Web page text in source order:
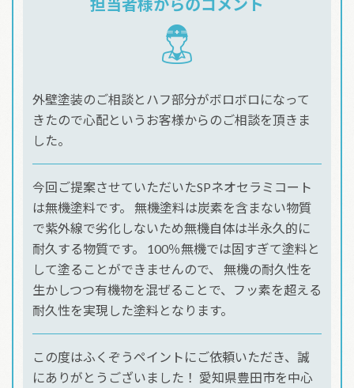
担当者様からのコメント
外壁塗装のご相談とハフ部分がボロボロになって
きたので心配というお客様からのご相談を頂きま
した。
今回ご提案させていただいたSPネオセラミコート
は無機塗料です。 無機塗料は炭素を含まない物質
で紫外線で劣化しないため無機自体は半永久的に
耐久する物質です。 100％無機では固すぎて塗料と
して塗ることができませんので、 無機の耐久性を
生かしつつ有機物を混ぜることで、フッ素を超える
耐久性を実現した塗料となります。
この度はふくぞうペイントにご依頼いただき、誠
にありがとうございました！ 愛知県豊田市を中心